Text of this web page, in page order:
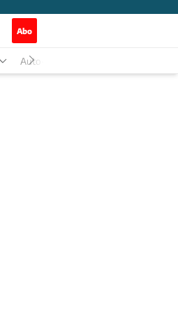
Abo
Auto-Horoskop